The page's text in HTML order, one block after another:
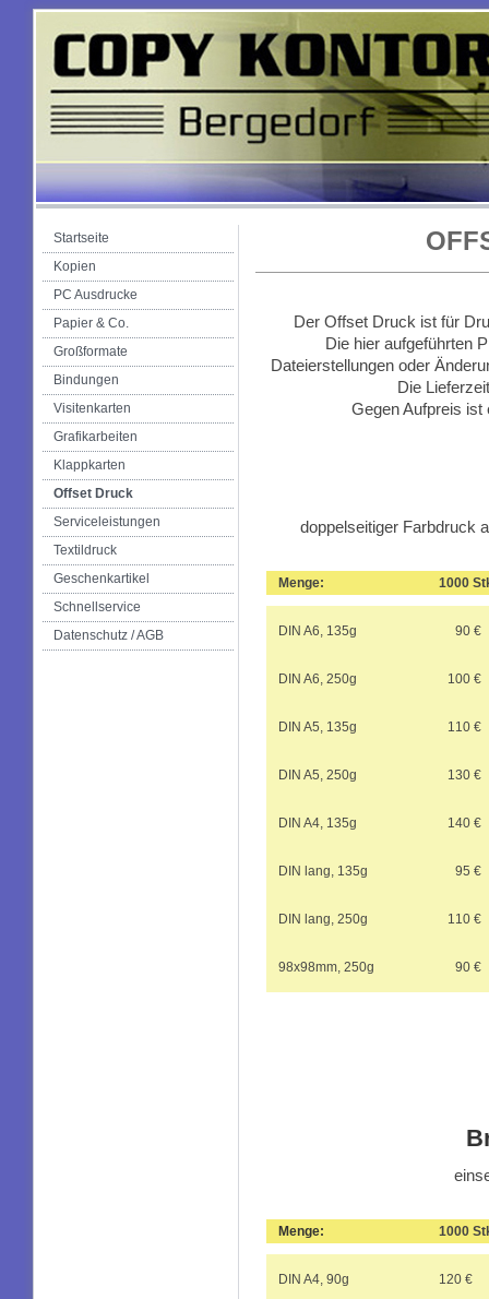
Startseite
Kopien
PC Ausdrucke
Papier & Co.
Großformate
Bindungen
Visitenkarten
Grafikarbeiten
Klappkarten
Offset Druck
Serviceleistungen
Textildruck
Geschenkartikel
Schnellservice
Datenschutz / AGB
Der Offset Druck ist für
Die hier aufgeführten
Dateierstellungen oder
Die
Gegen Aufpreis ist
doppelseitiger Farbdruck
Menge: 1000
DIN A6, 135g 90
DIN A6, 250g 100
DIN A5, 135g 110
DIN A5, 250g 130
DIN A4, 135g 140
DIN lang, 135g 95
DIN lang, 250g 110
98x98mm, 250g 90
Menge: 1000
DIN A4, 90g 120 €